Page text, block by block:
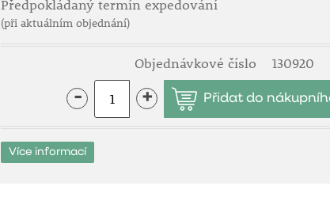
Předpokládaný termín expedování
(při aktuálním objednání)
Objednávkové číslo 130920
- +
Více informací